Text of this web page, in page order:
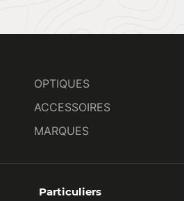
OPTIQUES
ACCESSOIRES
MARQUES
Particuliers